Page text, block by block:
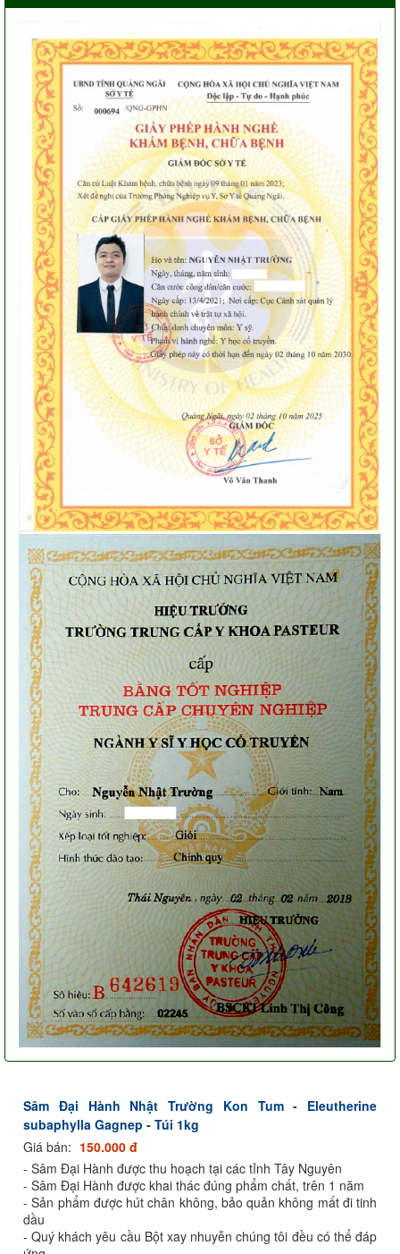
Sâm Đại Hành Nhật Trường Kon Tum - Eleutherine
subaphylla Gagnep - Túi 1kg
Giá bán: 150.000 đ
- Sâm Đại Hành được thu hoạch tại các tỉnh Tây Nguyên
- Sâm Đại Hành được khai thác đúng phẩm chất, trên 1 năm
- Sản phẩm được hút chân không, bảo quản không mất đi tinh
dầu
- Quý khách yêu cầu Bột xay nhuyễn chúng tôi đều có thể đáp